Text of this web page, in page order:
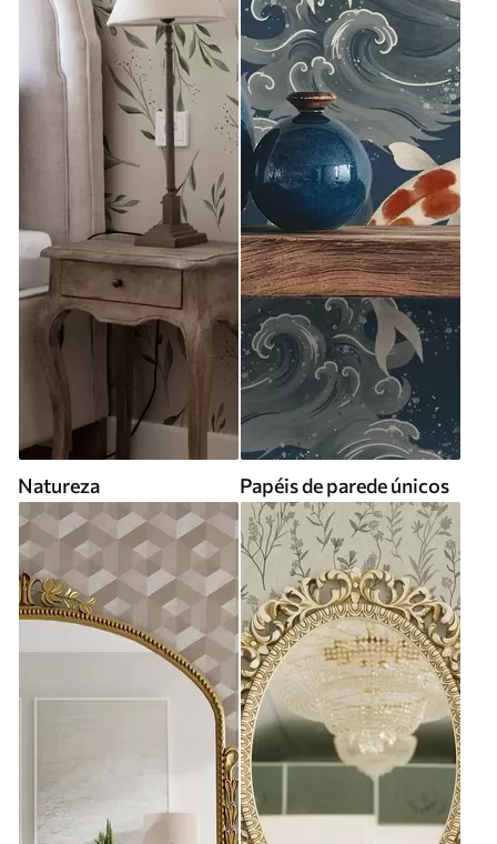
Natureza Papéis de parede únicos